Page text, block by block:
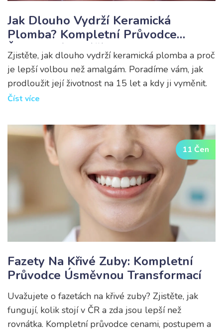
Jak Dlouho Vydrží Keramická
Plomba? Kompletní Průvodce
Životností A Péčí
Zjistěte, jak dlouho vydrží keramická plomba a proč
je lepší volbou než amalgám. Poradíme vám, jak
prodloužit její životnost na 15 let a kdy ji vyměnit.
Číst více
11 Čen
Fazety Na Křivé Zuby: Kompletní
Průvodce Úsměvnou Transformací
Uvažujete o fazetách na křivé zuby? Zjistěte, jak
fungují, kolik stojí v ČR a zda jsou lepší než
rovnátka. Kompletní průvodce cenami, postupem a